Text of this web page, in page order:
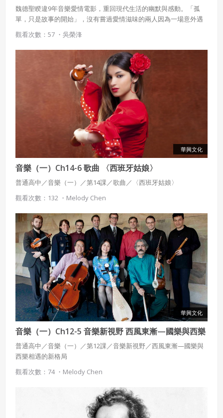
魏德聖睽違9年音樂愛情電影，重回現代生活的幽默與感動。「孤
單，只是故事的開始」，沒有嘗過愛情滋味的兩人因為一場意外遇
上了，這對攜手相伴十年的情侶，他們的愛情旋律卻似乎隨柴米油
鹽而逐漸消逝。
觀看次數：57 ・ 吳榮浲
華興文化
音樂（一）Ch14-6 歌曲 〈西班牙姑娘〉
普通高中／音樂（一）／第14課／歌曲／〈西班牙姑娘〉
觀看次數：132 ・ Melody Chen
華興文化
音樂（一）Ch12-5 音樂新視野 西風東漸—國樂與西樂
相遇的新格局
普通高中／音樂（一）／第12課／音樂新視野／西風東漸—國樂與
西樂相遇的新格局
觀看次數：74 ・ Melody Chen